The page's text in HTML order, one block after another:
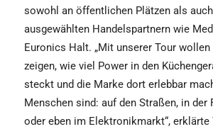
sowohl an öffentlichen Plätzen als
ausgewählten Handelspartnern wie
Euronics Halt. „Mit unserer Tour
zeigen, wie viel Power in den
steckt und die Marke dort erlebbar
Menschen sind: auf den Straßen, in der
oder eben im Elektronikmarkt“, erklärte